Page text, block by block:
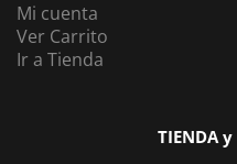
Mi cuenta
Ver Carrito
Ir a Tienda
TIENDA y